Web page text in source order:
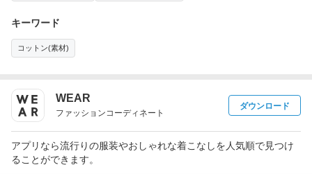
キーワード
コットン(素材)
WEAR
ファッションコーディネート
ダウンロード
アプリなら流行りの服装やおしゃれな着こなしを人気順で見つけ
ることができます。